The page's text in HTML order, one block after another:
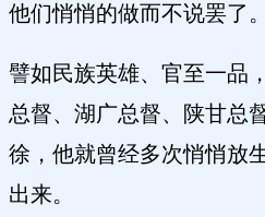
他们悄悄的做而不说罢了。
譬如民族英雄、官至一品
总督、湖广总督、陕甘总
徐，他就曾经多次悄悄放
出来。